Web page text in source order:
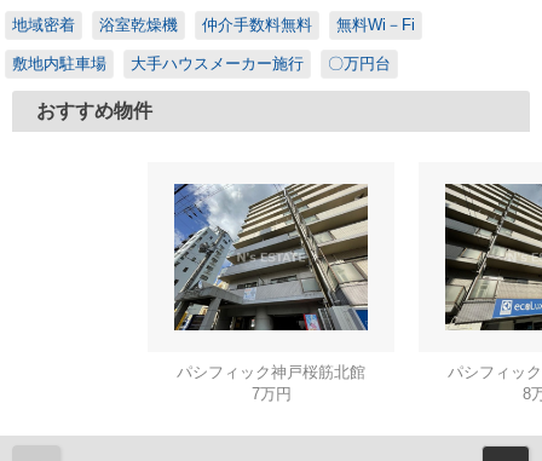
地域密着
浴室乾燥機 仲介手数料無料 無料Wi－Fi
敷地内駐車場 大手ハウスメーカー施行 〇万円台
おすすめ物件
パシフィック神戸桜筋北館
7万円
パシフィッ
8